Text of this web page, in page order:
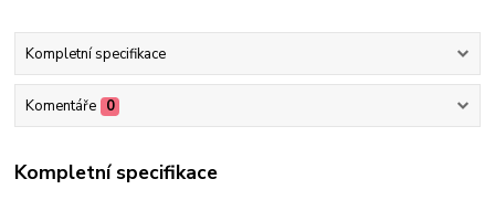
Kompletní specifikace
Komentáře 0
Kompletní specifikace